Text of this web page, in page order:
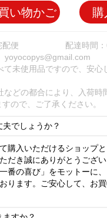
い物かご 購
配便
配達時間
yoyocopys@gmail.com
て未使用品ですので、安心
などの都合により、入荷時
ので、ご了承ください。
でしょうか？
購入いただけるショップ
だき誠にありがとうござ
番の喜び」をモットーに
ります。ご安心して、お